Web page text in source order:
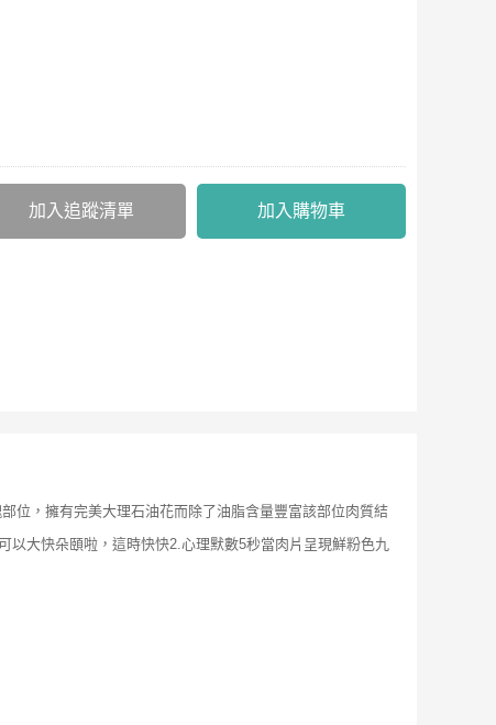
加入購物車
加入追蹤清單
位，擁有完美大理石油花而除了油脂含量豐富該部位肉質結
以大快朵頤啦，這時快快2.心理默數5秒當肉片呈現鮮粉色九